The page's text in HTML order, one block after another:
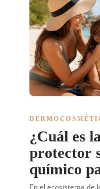
¿Cuál es
protector
químico